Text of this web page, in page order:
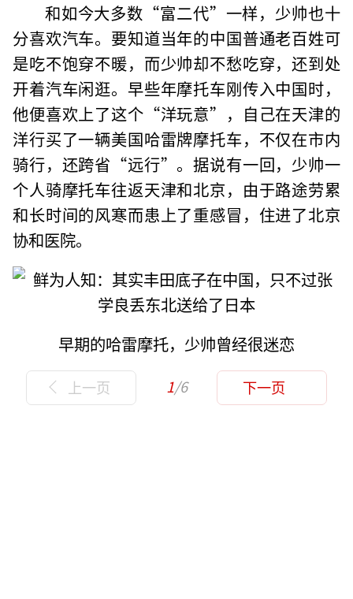
和如今大多数“富二代”一样，少帅也十
分喜欢汽车。要知道当年的中国普通老百姓可
是吃不饱穿不暖，而少帅却不愁吃穿，还到处
开着汽车闲逛。早些年摩托车刚传入中国时，
他便喜欢上了这个“洋玩意”，自己在天津的
洋行买了一辆美国哈雷牌摩托车，不仅在市内
骑行，还跨省“远行”。据说有一回，少帅一
个人骑摩托车往返天津和北京，由于路途劳累
和长时间的风寒而患上了重感冒，住进了北京
协和医院。
早期的哈雷摩托，少帅曾经很迷恋
上一页 1/6 下一页